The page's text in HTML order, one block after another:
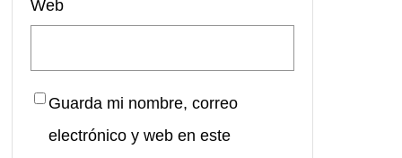
Web
Guarda mi nombre, correo
electrónico y web en este